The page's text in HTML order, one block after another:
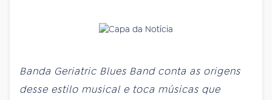
Banda Geriatric Blues Band conta as origens
desse estilo musical e toca músicas que